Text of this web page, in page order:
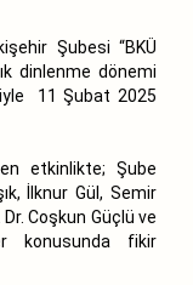
Şubesi “BKÜ
dinlenme dönemi
11 Şubat 2025
etkinlikte; Şube
İlknur Gül, Semir
Coşkun Güçlü ve
konusunda fikir